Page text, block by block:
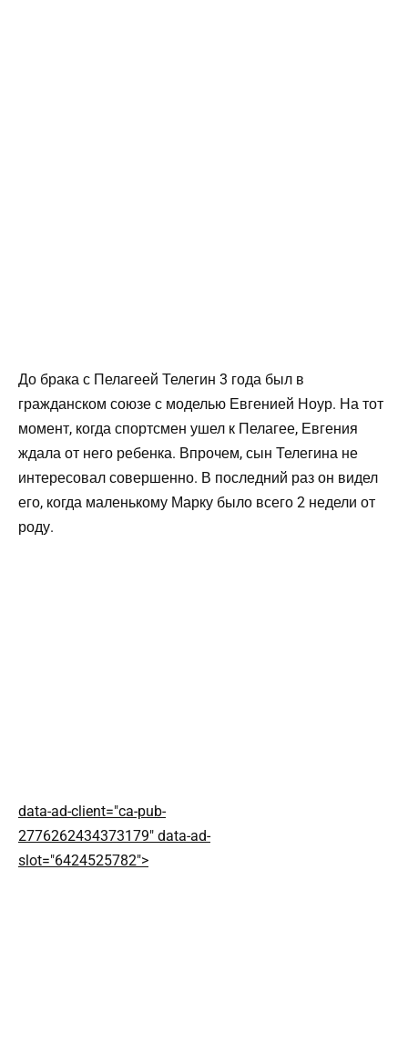
До брака с Пелагеей Телегин 3 года был в
гражданском союзе с моделью Евгенией Ноур. На тот
момент, когда спортсмен ушел к Пелагее, Евгения
ждала от него ребенка. Впрочем, сын Телегина не
интересовал совершенно. В последний раз он видел
его, когда маленькому Марку было всего 2 недели от
роду.
data-ad-client="ca-pub-
2776262434373179" data-ad-
slot="6424525782">